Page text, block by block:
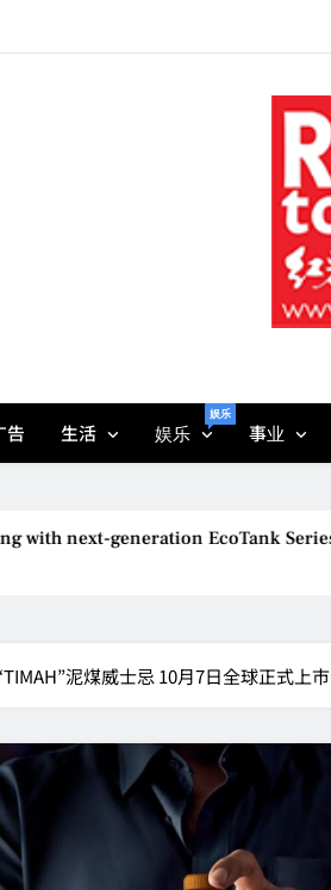
告 生活 娱乐
娱乐
事业
next-generation EcoTank Series
泥煤威士忌 10月7日全球正式上市